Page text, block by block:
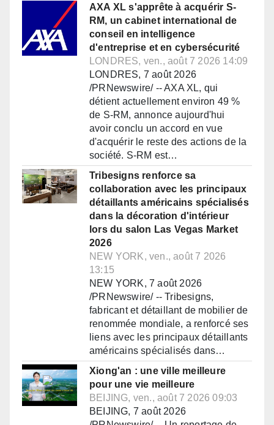
AXA XL s'apprête à acquérir S-
RM, un cabinet international de
conseil en intelligence
d'entreprise et en cybersécurité
LONDRES, ven., août 7 2026 14:09
LONDRES, 7 août 2026
/PRNewswire/ -- AXA XL, qui
détient actuellement environ 49 %
de S-RM, annonce aujourd'hui
avoir conclu un accord en vue
d'acquérir le reste des actions de la
société. S-RM est…
Tribesigns renforce sa
collaboration avec les principaux
détaillants américains spécialisés
dans la décoration d'intérieur
lors du salon Las Vegas Market
2026
NEW YORK, ven., août 7 2026
13:15
NEW YORK, 7 août 2026
/PRNewswire/ -- Tribesigns,
fabricant et détaillant de mobilier de
renommée mondiale, a renforcé ses
liens avec les principaux détaillants
américains spécialisés dans…
Xiong'an : une ville meilleure
pour une vie meilleure
BEIJING, ven., août 7 2026 09:03
BEIJING, 7 août 2026